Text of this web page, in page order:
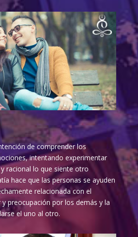
de comprender los
intentando experimentar
racional lo que siente otro
hace que las personas se ayuden
relacionada con el
preocupación por los demás y la
el uno al otro.